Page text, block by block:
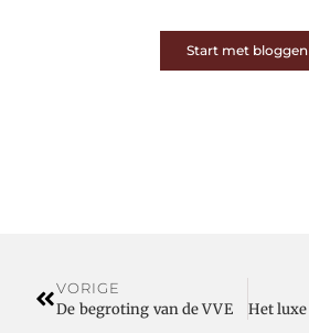
Start met bloggen
VORIGE
De begroting van de VVE